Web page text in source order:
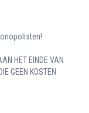
HET EINDE VAN
GEEN KOSTEN